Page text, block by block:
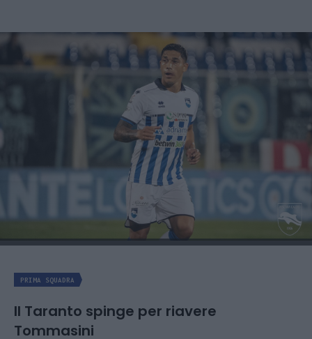
PRIMA SQUADRA
Il Taranto spinge per riavere
Tommasini